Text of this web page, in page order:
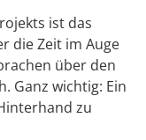
ist das
die Zeit im Auge
über den
Ganz wichtig: Ein
zu